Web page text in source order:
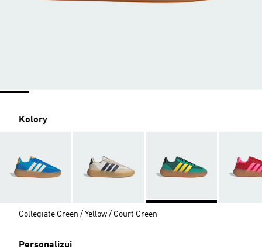
Kolory
Collegiate Green / Yellow / Court Green